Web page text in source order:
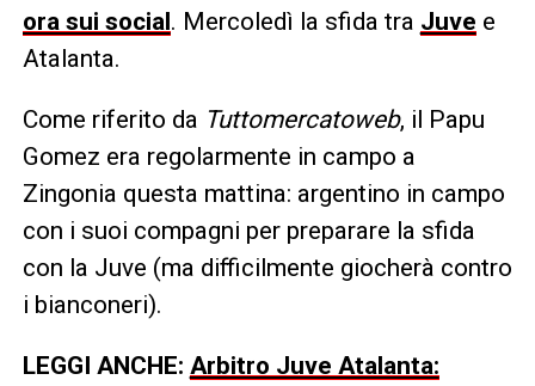
ora sui social. Mercoledì la sfida tra Juve e
Atalanta.
Come riferito da Tuttomercatoweb, il Papu
Gomez era regolarmente in campo a
Zingonia questa mattina: argentino in campo
con i suoi compagni per preparare la sfida
con la Juve (ma difficilmente giocherà contro
i bianconeri).
LEGGI ANCHE: Arbitro Juve Atalanta: